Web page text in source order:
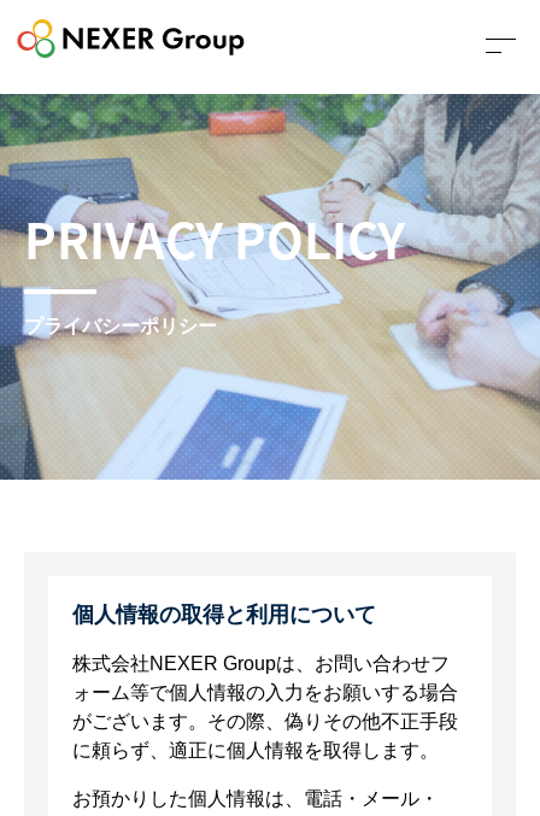
PRIVACY POLICY
プライバシーポリシー
個人情報の取得と利用について
株式会社NEXER Groupは、お問い合わせフ
ォーム等で個人情報の入力をお願いする場合
がございます。その際、偽りその他不正手段
に頼らず、適正に個人情報を取得します。
お預かりした個人情報は、電話・メール・